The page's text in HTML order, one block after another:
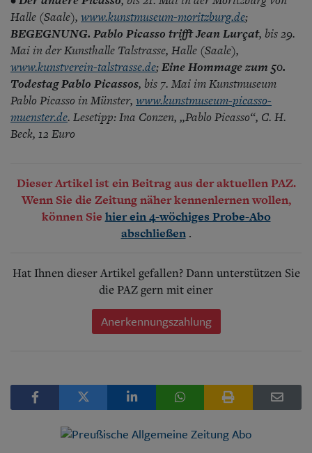
Halle (Saale), www.kunstmuseum-moritzburg.de;
BEGEGNUNG. Pablo Picasso trifft Jean Lurçat, bis 29.
Mai in der Kunsthalle Talstrasse, Halle (Saale),
www.kunstverein-talstrasse.de;Eine Hommage zum 50.
Todestag Pablo Picassos, bis 7. Mai im Kunstmuseum
Pablo Picasso in Münster, www.kunstmuseum-picasso-
muenster.de. Lesetipp: Ina Conzen, „Pablo Picasso“, C. H.
Beck, 12 Euro
Dieser Artikel ist ein Beitrag aus der aktuellen PAZ.
Wenn Sie die Zeitung näher kennenlernen wollen,
können Sie hier ein 4-wöchiges Probe-Abo
abschließen .
Hat Ihnen dieser Artikel gefallen? Dann unterstützen Sie
die PAZ gern mit einer
Anerkennungszahlung